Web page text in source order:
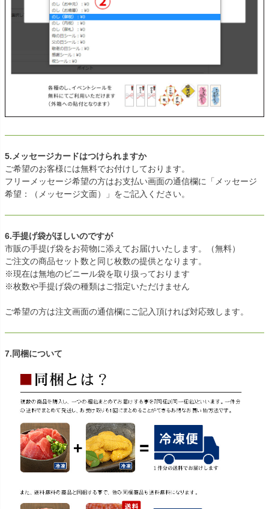
5.メッセージカードはつけられますか
ご希望のお客様には無料でお付けしております。
フリーメッセージ希望の方はお支払い画面の通信欄に「メッセージ
希望：（メッセージ文面）」をご記入ください。
6.手提げ袋がほしいのですが
市販の手提げ袋をお荷物に添えてお届けいたします。（無料）
ご注文の商品セット数と同じ枚数の提供となります。
※現在は無地のビニール袋を取り扱っております
※枚数や手提げ袋の種類はご指定いただけません
ご希望の方は注文画面の通信欄にご記入頂ければ対応致します。
7.同梱について